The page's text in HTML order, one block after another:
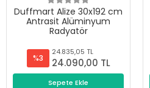
Duffmart Alize 30x192 cm
Antrasit Alüminyum
Radyatör
%3
24.835,05 TL
24.090,00 TL
Sepete Ekle